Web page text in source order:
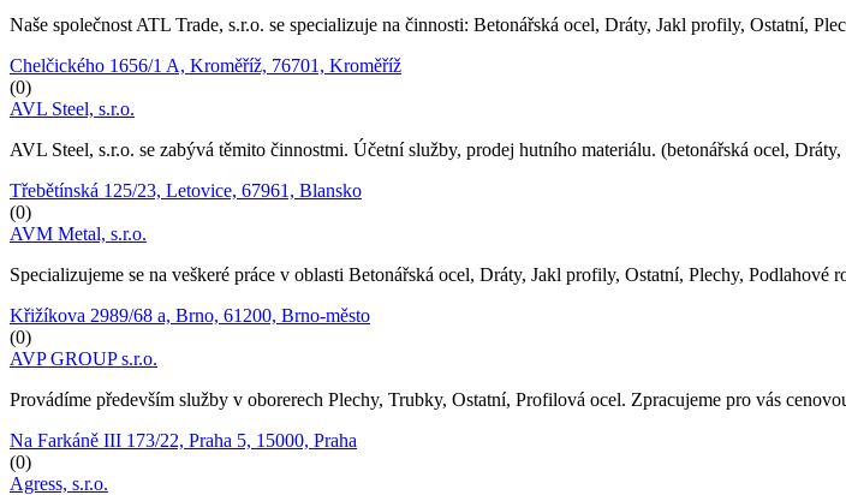
Naše společnost ATL Trade, s.r.o. se specializuje na činnosti: Betonářská ocel, Dráty, Jakl profily, Ostatní,
Chelčického 1656/1 A, Kroměříž, 76701, Kroměříž
(0)
AVL Steel, s.r.o.
AVL Steel, s.r.o. se zabývá těmito činnostmi. Účetní služby, prodej hutního materiálu. (betonářská ocel,
Třebětínská 125/23, Letovice, 67961, Blansko
(0)
AVM Metal, s.r.o.
Specializujeme se na veškeré práce v oblasti Betonářská ocel, Dráty, Jakl profily, Ostatní, Plechy, Podlahové
Křižíkova 2989/68 a, Brno, 61200, Brno-město
(0)
AVP GROUP s.r.o.
Provádíme především služby v oborerech Plechy, Trubky, Ostatní, Profilová ocel. Zpracujeme pro vás
Na Farkáně III 173/22, Praha 5, 15000, Praha
(0)
Agress, s.r.o.